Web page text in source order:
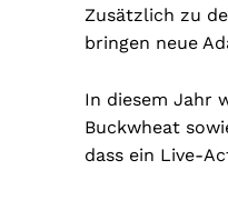
Zusätzlich zu
bringen neue
In diesem Jahr
Buckwheat
dass ein Live-